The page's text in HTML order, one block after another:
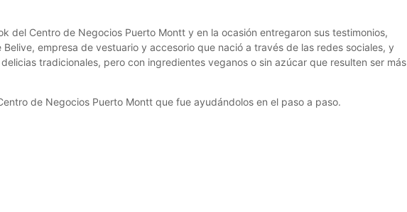
del Centro de Negocios Puerto Montt y en la ocasión entregaron sus testimonios,
empresa de vestuario y accesorio que nació a través de las redes sociales, y
tradicionales, pero con ingredientes veganos o sin azúcar que resulten ser más
de Negocios Puerto Montt que fue ayudándolos en el paso a paso.